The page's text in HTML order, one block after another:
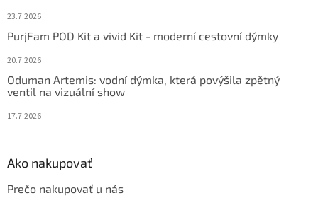
23.7.2026
PurjFam POD Kit a vivid Kit - moderní cestovní dýmky
20.7.2026
Oduman Artemis: vodní dýmka, která povýšila zpětný
ventil na vizuální show
17.7.2026
Ako nakupovať
Prečo nakupovať u nás